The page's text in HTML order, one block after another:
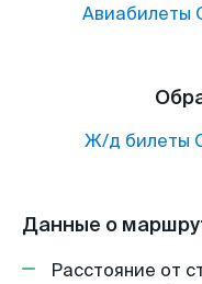
Авиабилеты
Ж/д билеты
Данные о
Расстояние от